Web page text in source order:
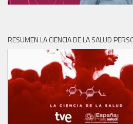
RESUMEN LA CIENCIA DE LA SALUD